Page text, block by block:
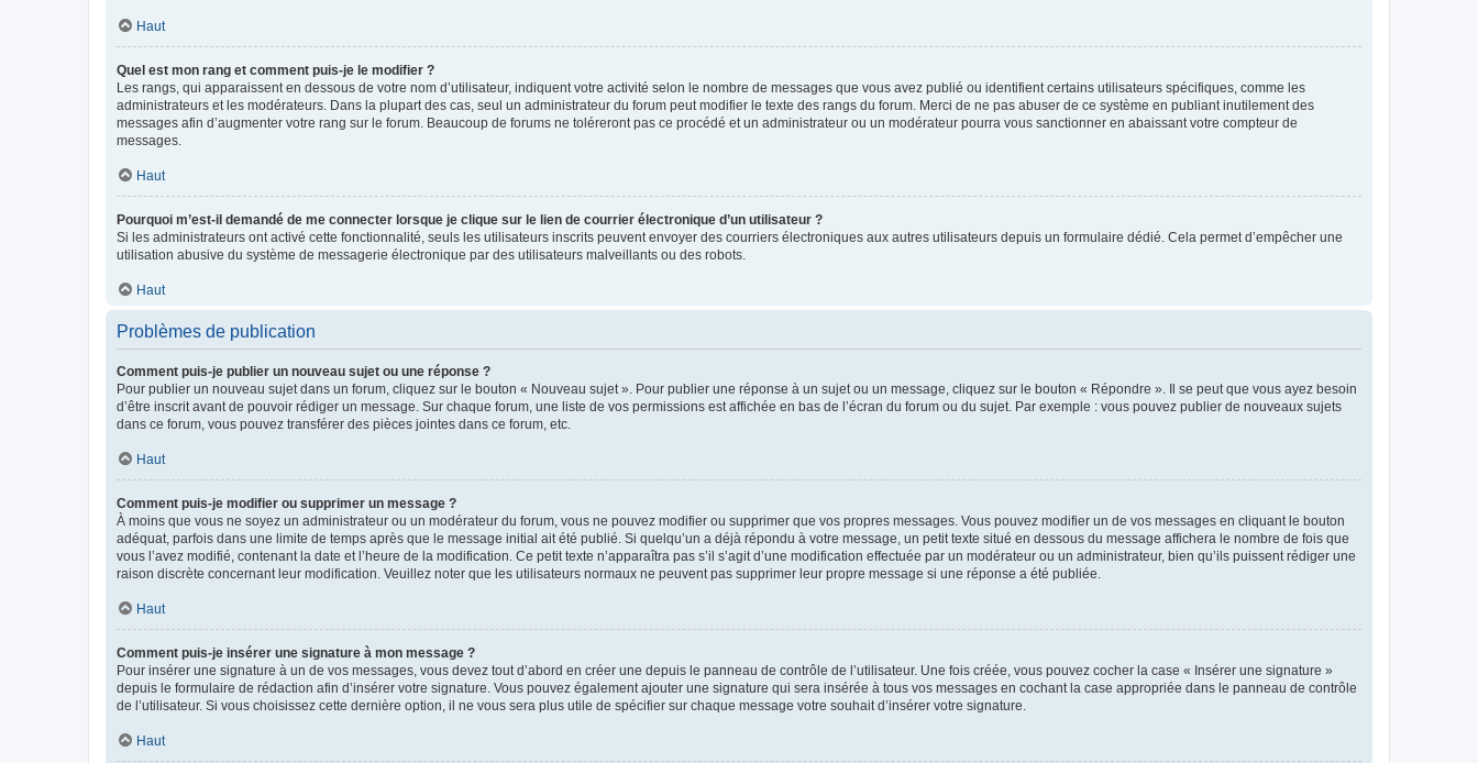
Haut
Quel est mon rang et comment puis-je le modifier ?
Les rangs, qui apparaissent en dessous de votre nom d’utilisateur, indiquent votre activité selon le nombre de messages que vous avez publié ou identifient certains utilisateurs spécifiques, comme les
administrateurs et les modérateurs. Dans la plupart des cas, seul un administrateur du forum peut modifier le texte des rangs du forum. Merci de ne pas abuser de ce système en publiant inutilement des
messages afin d’augmenter votre rang sur le forum. Beaucoup de forums ne toléreront pas ce procédé et un administrateur ou un modérateur pourra vous sanctionner en abaissant votre compteur de
messages.
Haut
Pourquoi m’est-il demandé de me connecter lorsque je clique sur le lien de courrier électronique d’un utilisateur ?
Si les administrateurs ont activé cette fonctionnalité, seuls les utilisateurs inscrits peuvent envoyer des courriers électroniques aux autres utilisateurs depuis un formulaire dédié. Cela permet d’empêcher une
utilisation abusive du système de messagerie électronique par des utilisateurs malveillants ou des robots.
Haut
Problèmes de publication
Comment puis-je publier un nouveau sujet ou une réponse ?
Pour publier un nouveau sujet dans un forum, cliquez sur le bouton « Nouveau sujet ». Pour publier une réponse à un sujet ou un message, cliquez sur le bouton « Répondre ». Il se peut que vous ayez besoin
d’être inscrit avant de pouvoir rédiger un message. Sur chaque forum, une liste de vos permissions est affichée en bas de l’écran du forum ou du sujet. Par exemple : vous pouvez publier de nouveaux sujets
dans ce forum, vous pouvez transférer des pièces jointes dans ce forum, etc.
Haut
Comment puis-je modifier ou supprimer un message ?
À moins que vous ne soyez un administrateur ou un modérateur du forum, vous ne pouvez modifier ou supprimer que vos propres messages. Vous pouvez modifier un de vos messages en cliquant le bouton
adéquat, parfois dans une limite de temps après que le message initial ait été publié. Si quelqu’un a déjà répondu à votre message, un petit texte situé en dessous du message affichera le nombre de fois que
vous l’avez modifié, contenant la date et l’heure de la modification. Ce petit texte n’apparaîtra pas s’il s’agit d’une modification effectuée par un modérateur ou un administrateur, bien qu’ils puissent rédiger une
raison discrète concernant leur modification. Veuillez noter que les utilisateurs normaux ne peuvent pas supprimer leur propre message si une réponse a été publiée.
Haut
Comment puis-je insérer une signature à mon message ?
Pour insérer une signature à un de vos messages, vous devez tout d’abord en créer une depuis le panneau de contrôle de l’utilisateur. Une fois créée, vous pouvez cocher la case « Insérer une signature »
depuis le formulaire de rédaction afin d’insérer votre signature. Vous pouvez également ajouter une signature qui sera insérée à tous vos messages en cochant la case appropriée dans le panneau de contrôle
de l’utilisateur. Si vous choisissez cette dernière option, il ne vous sera plus utile de spécifier sur chaque message votre souhait d’insérer votre signature.
Haut